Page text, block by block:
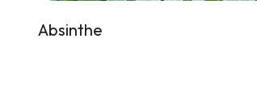
Absinthe